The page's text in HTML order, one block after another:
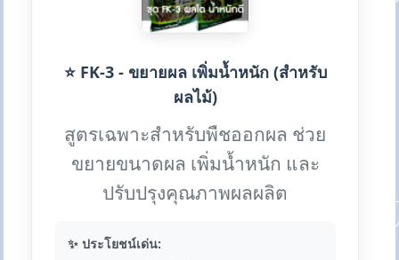
⭐ FK-3 - ขยายผล เพิ่มน้ำหนัก (สำหรับ
ผลไม้)
สูตรเฉพาะสำหรับพืชออกผล ช่วย
ขยายขนาดผล เพิ่มน้ำหนัก และ
ปรับปรุงคุณภาพผลผลิต
✨ ประโยชน์เด่น: